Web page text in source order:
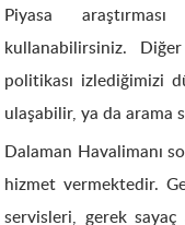
Piyasa
kullanabilirsiniz.
politikası izlediğimizi
ulaşabilir, ya da arama
Dalaman Havalimanı
hizmet vermektedir.
servisleri, gerek